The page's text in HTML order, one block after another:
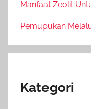
Manfaat Zeolit
Pemupukan
Kategori